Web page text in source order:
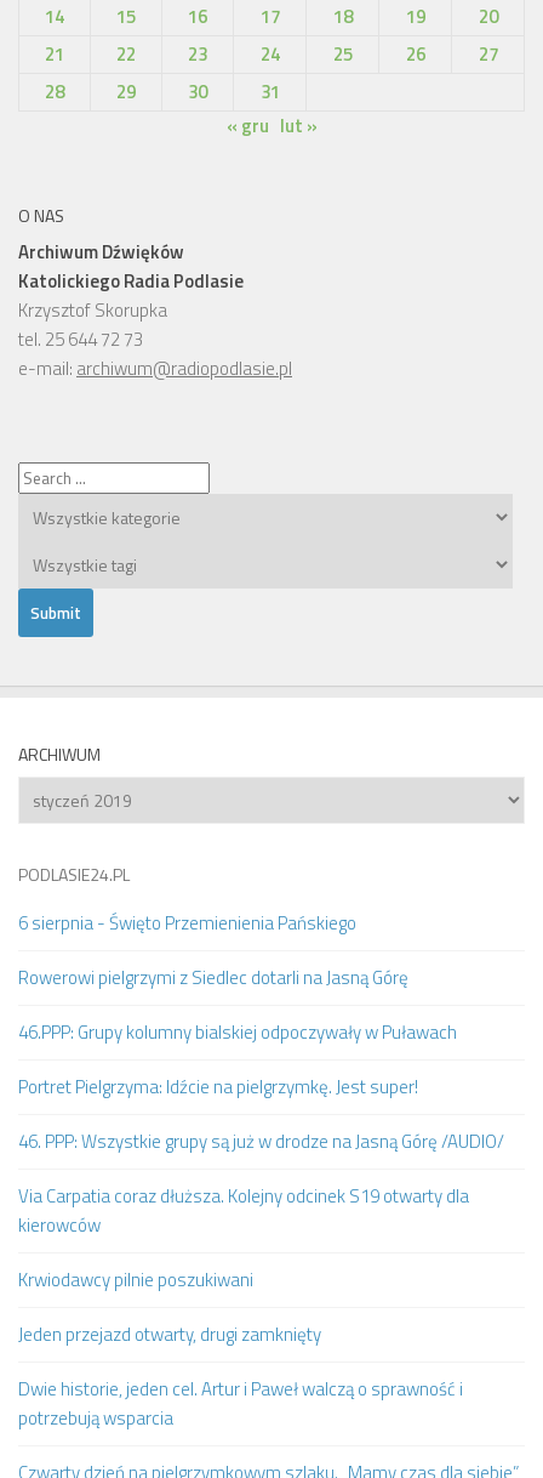
14
15 16 17 18 19
20
21
22 23 24 25 26
27
28
29 30
31
« gru lut »
O NAS
Archiwum Dźwięków
Katolickiego Radia Podlasie
Krzysztof Skorupka
tel. 25 644 72 73
e-mail: archiwum@radiopodlasie.pl
ARCHIWUM
Archiwum
PODLASIE24.PL
6 sierpnia - Święto Przemienienia Pańskiego
Rowerowi pielgrzymi z Siedlec dotarli na Jasną Górę
46.PPP: Grupy kolumny bialskiej odpoczywały w Puławach
Portret Pielgrzyma: Idźcie na pielgrzymkę. Jest super!
46. PPP: Wszystkie grupy są już w drodze na Jasną Górę /AUDIO/
Via Carpatia coraz dłuższa. Kolejny odcinek S19 otwarty dla
kierowców
Krwiodawcy pilnie poszukiwani
Jeden przejazd otwarty, drugi zamknięty
Dwie historie, jeden cel. Artur i Paweł walczą o sprawność i
potrzebują wsparcia
Czwarty dzień na pielgrzymkowym szlaku. „Mamy czas dla siebie”